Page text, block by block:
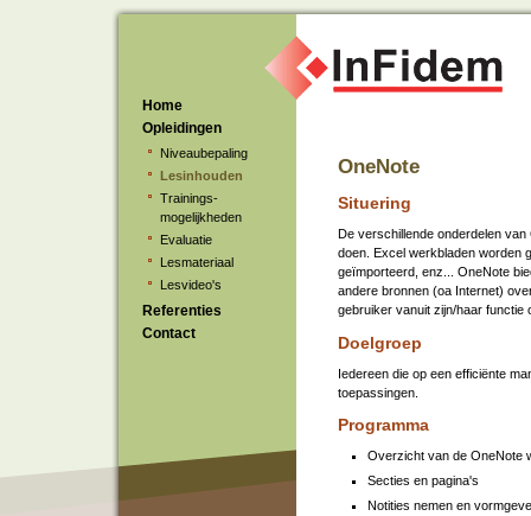
Home
Opleidingen
Niveaubepaling
Lesinhouden
Trainings-
mogelijkheden
Evaluatie
Lesmateriaal
Lesvideo's
Referenties
Contact
OneNote
Situering
De verschillende onderdelen
doen. Excel werkbladen worden
geïmporteerd, enz... OneNote
andere bronnen (oa Internet)
gebruiker vanuit zijn/haar functie
Doelgroep
Iedereen die op een efficiënte
toepassingen.
Programma
Overzicht van de OneNote
Secties en pagina's
Notities nemen en